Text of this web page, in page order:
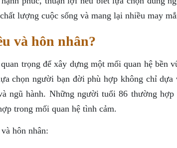
lượng cuộc sống và mang lại nhiều may
và hôn nhân?
trọng để xây dựng một mối quan hệ bền
chọn người bạn đời phù hợp không chỉ dựa
ngũ hành. Những người tuổi 86 thường hợp
trong mối quan hệ tình cảm.
hôn nhân: